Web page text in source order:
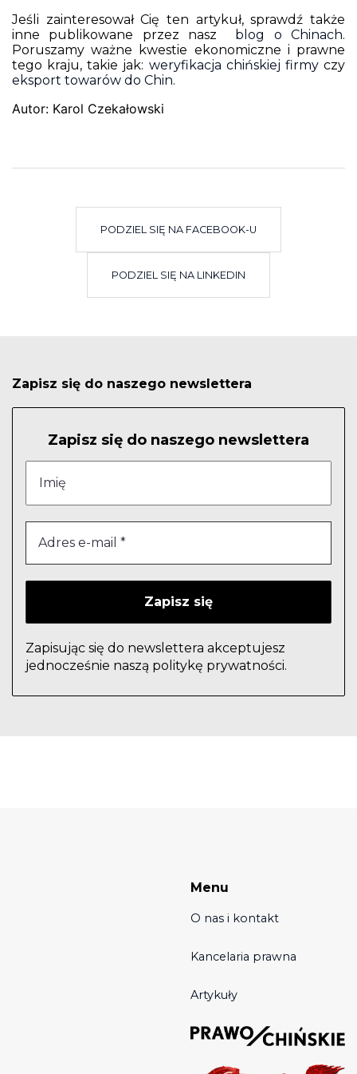
Jeśli zainteresował Cię ten artykuł, sprawdź także
inne publikowane przez nasz blog o Chinach.
Poruszamy ważne kwestie ekonomiczne i prawne
tego kraju, takie jak: weryfikacja chińskiej firmyczy
eksport towarów do Chin.
Autor: Karol Czekałowski
PODZIEL SIĘ NA FACEBOOK-U
PODZIEL SIĘ NA LINKEDIN
Zapisz się do naszego newslettera
Zapisz się do naszego newslettera
Zapisując się do newslettera akceptujesz
jednocześnie naszą politykę prywatności.
Menu
O nas i kontakt
Kancelaria prawna
Artykuły